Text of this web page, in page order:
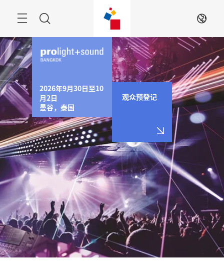
Menu ZH
2026年9月30日至10
月2日
曼谷，泰国
观众预登记